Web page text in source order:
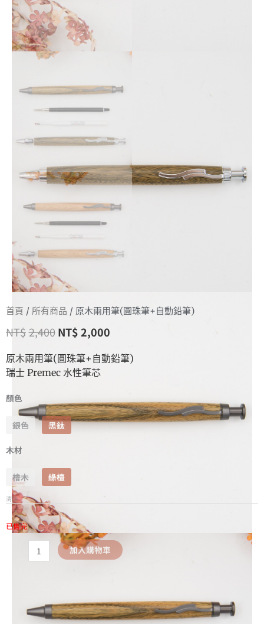
首頁 / 所有商品 / 原木兩用筆(圓珠筆+自動鉛筆)
NT$2,400 NT$2,000
原木兩用筆(圓珠筆+自動鉛筆)
瑞士 Premec 水性筆芯
顏色
銀色 黑鈦
木材
檜木 綠檀
清除
已售完
加入購物車